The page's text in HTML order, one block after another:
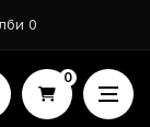
0
0